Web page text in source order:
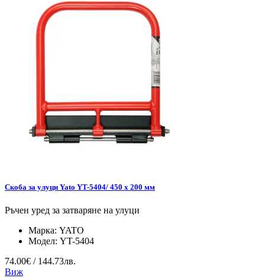
Скоба за улуци Yato YT-5404/ 450 x 200 мм
Ръчен уред за затваряне на улуци
Марка: YATO
Модел: YT-5404
74.00€ / 144.73лв.
Виж